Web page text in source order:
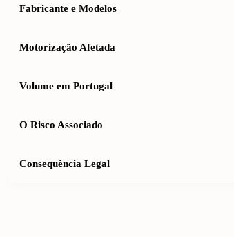
Fabricante e Modelos
Motorização Afetada
Volume em Portugal
O Risco Associado
Consequência Legal